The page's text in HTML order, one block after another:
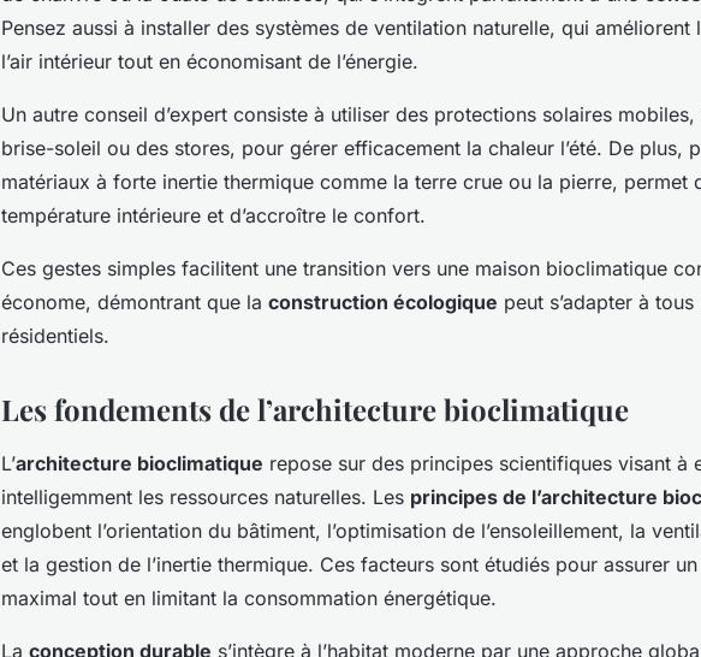
Pensez aussi à installer des systèmes de ventilation naturelle, qui améliorent
l’air intérieur tout en économisant de l’énergie.
Un autre conseil d’expert consiste à utiliser des protections solaires
brise-soleil ou des stores, pour gérer efficacement la chaleur l’été. De plus,
matériaux à forte inertie thermique comme la terre crue ou la pierre, permet
température intérieure et d’accroître le confort.
Ces gestes simples facilitent une transition vers une maison bioclimatique
économe, démontrant que la construction écologique peut s’adapter à
résidentiels.
Les fondements de l’architecture bioclimatique
L’architecture bioclimatique repose sur des principes scientifiques visant à
intelligemment les ressources naturelles. Les principes de l’architecture
englobent l’orientation du bâtiment, l’optimisation de l’ensoleillement, la
et la gestion de l’inertie thermique. Ces facteurs sont étudiés pour assurer
maximal tout en limitant la consommation énergétique.
La conception durable s’intègre à l’habitat moderne par une approche